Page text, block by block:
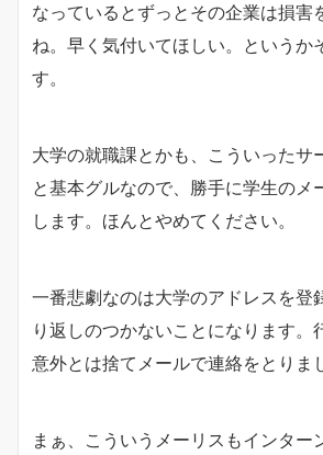
なっているとずっとその企業は損害
ね。早く気付いてほしい。というか
す。
大学の就職課とかも、こういったサ
と基本グルなので、勝手に学生のメ
します。ほんとやめてください。
一番悲劇なのは大学のアドレスを登
り返しのつかないことになります。
意外とは捨てメールで連絡をとりま
まぁ、こういうメーリスもインター